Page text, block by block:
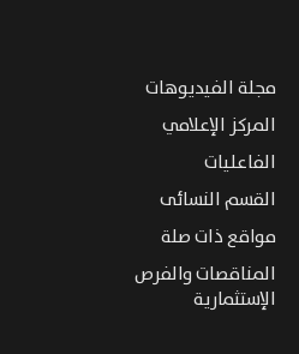
مجلة الفيديوهات
المركز الإعلامي
الفاعليات
القسم النسائى
مواقع ذات صلة
المناقصات والفرص
الإستثمارية